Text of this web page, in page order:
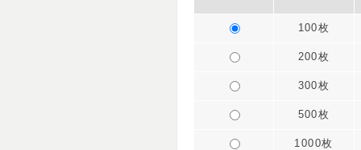
100枚
200枚
300枚
500枚
1000枚